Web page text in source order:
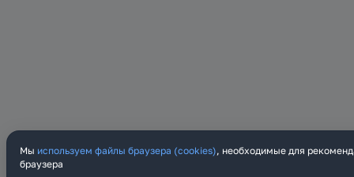
Мы используем файлы браузера (cookies), необходимые для
браузера